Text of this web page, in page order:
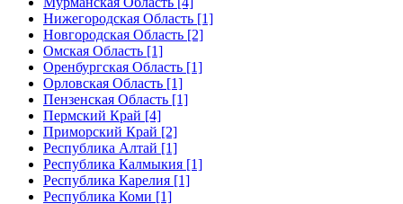
Нижегородская Область [1]
Новгородская Область [2]
Омская Область [1]
Оренбургская Область [1]
Орловская Область [1]
Пензенская Область [1]
Пермский Край [4]
Приморский Край [2]
Республика Алтай [1]
Республика Калмыкия [1]
Республика Карелия [1]
Республика Коми [1]